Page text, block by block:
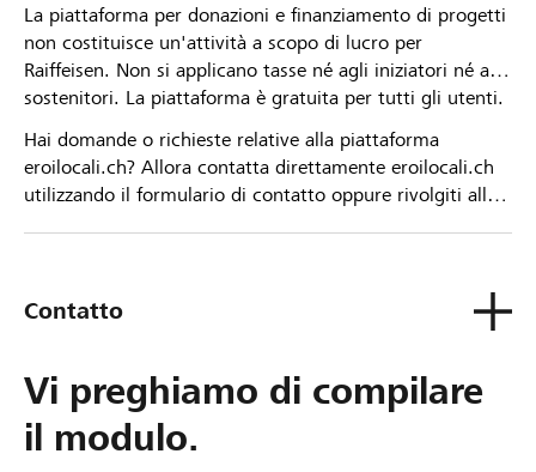
La piattaforma per donazioni e finanziamento di progetti
non costituisce un'attività a scopo di lucro per
Raiffeisen. Non si applicano tasse né agli iniziatori né ai
sostenitori. La piattaforma è gratuita per tutti gli utenti.
Hai domande o richieste relative alla piattaforma
eroilocali.ch? Allora contatta direttamente eroilocali.ch
utilizzando il formulario di contatto oppure rivolgiti alla
Contatto
Vi preghiamo di compilare
il modulo.